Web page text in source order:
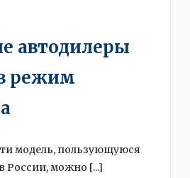
автодилеры
режим
модель, пользующуюся
России, можно [...]